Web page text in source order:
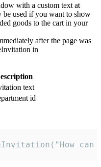
with a custom text at
be used if you want to show
goods to the cart in your
after the page was
in
text
id